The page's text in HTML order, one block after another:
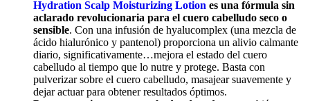
Hydration Scalp Moisturizing Lotion es una fórmula sin
aclarado revolucionaria para el cuero cabelludo seco o
sensible. Con una infusión de hyalucomplex (una mezcla de
ácido hialurónico y pantenol) proporciona un alivio calmante
diario, significativamente…mejora el estado del cuero
cabelludo al tiempo que lo nutre y protege. Basta con
pulverizar sobre el cuero cabelludo, masajear suavemente y
dejar actuar para obtener resultados óptimos.